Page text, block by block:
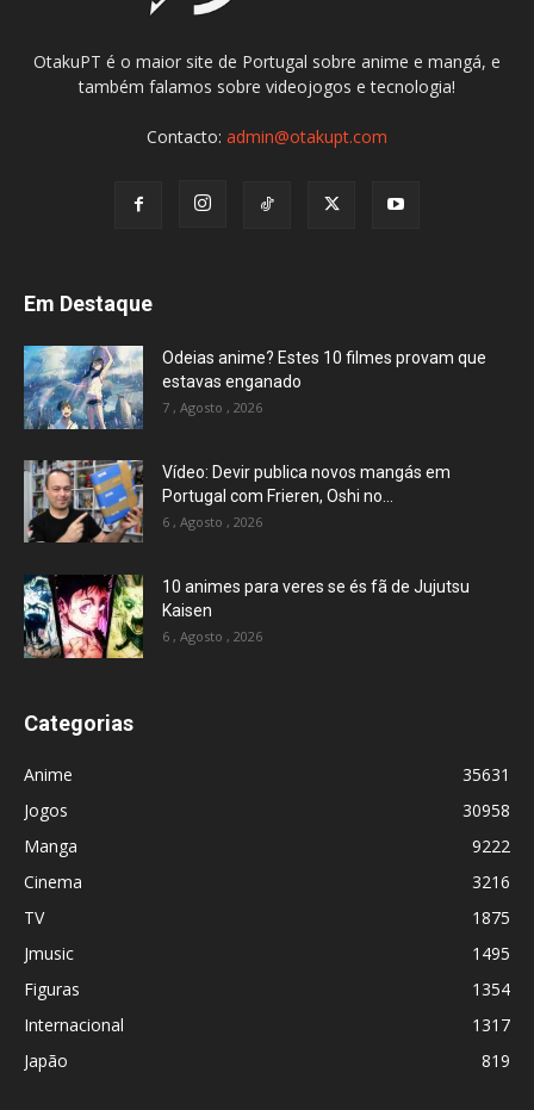
OtakuPT é o maior site de Portugal sobre anime e mangá, e
também falamos sobre videojogos e tecnologia!
Contacto: admin@otakupt.com
Em Destaque
Odeias anime? Estes 10 filmes provam que
estavas enganado
7 , Agosto , 2026
Vídeo: Devir publica novos mangás em
Portugal com Frieren, Oshi no...
6 , Agosto , 2026
10 animes para veres se és fã de Jujutsu
Kaisen
6 , Agosto , 2026
Categorias
Anime
35631
Jogos
30958
Manga
9222
Cinema
3216
TV
1875
Jmusic
1495
Figuras
1354
Internacional
1317
Japão
819